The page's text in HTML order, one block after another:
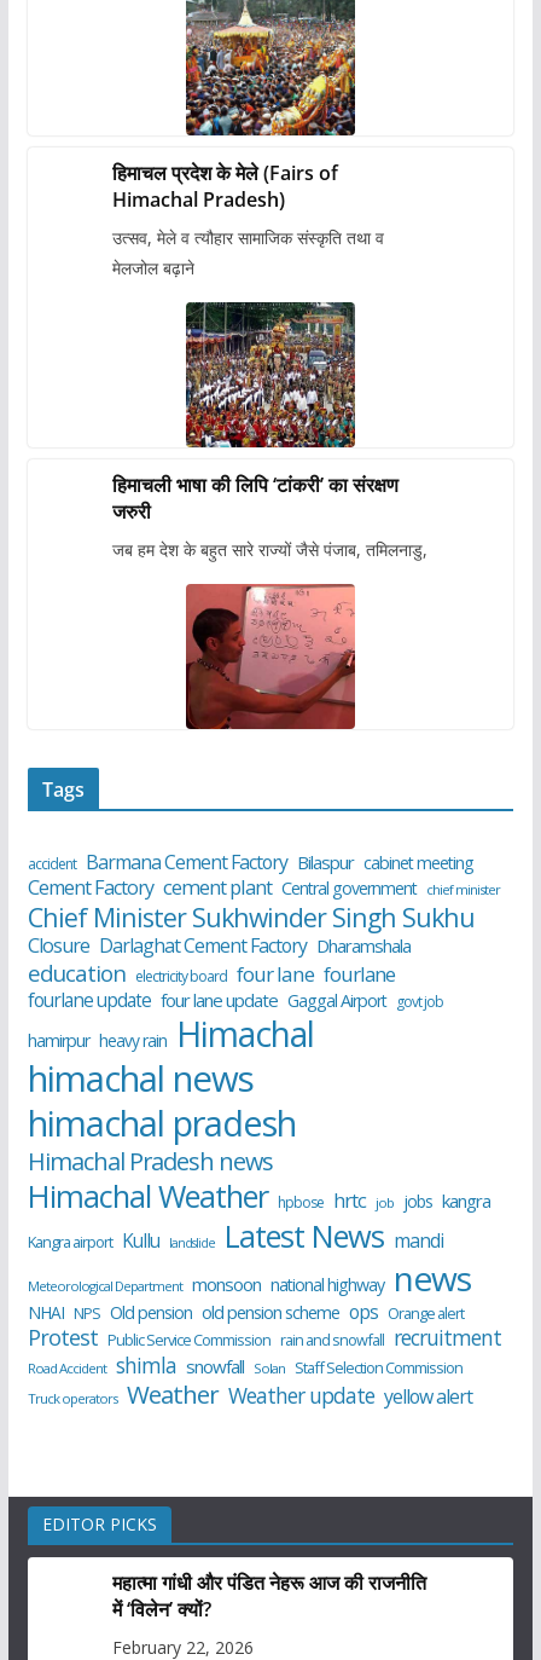
हिमाचल प्रदेश के मेले (Fairs of
Himachal Pradesh)
उत्सव, मेले व त्यौहार सामाजिक संस्कृति तथा व
मेलजोल बढ़ाने
हिमाचली भाषा की लिपि ‘टांकरी’ का संरक्षण
जरुरी
जब हम देश के बहुत सारे राज्यों जैसे पंजाब, तमिलनाडु,
Tags
accident Barmana Cement Factory Bilaspur cabinet meeting
Cement Factory cement plant Central government chief minister
Chief Minister Sukhwinder Singh Sukhu
Closure Darlaghat Cement Factory Dharamshala
education electricity board four lane fourlane
fourlane update four lane update Gaggal Airport govt job
hamirpur heavy rain Himachal
himachal news
himachal pradesh
Himachal Pradesh news
Himachal Weather hpbose hrtc job jobs kangra
Kangra airport Kullu landslide Latest News mandi
Meteorological Department monsoon national highway news
NHAI NPS Old pension old pension scheme ops Orange alert
Protest Public Service Commission rain and snowfall recruitment
Road Accident shimla snowfall Solan Staff Selection Commission
Truck operators Weather Weather update yellow alert
EDITOR PICKS
महात्मा गांधी और पंडित नेहरू आज की राजनीति
में ‘विलेन’ क्यों?
February 22, 2026